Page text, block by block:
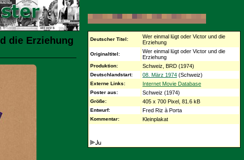
die Erziehung
Deutscher Titel:
Wer einmal lügt oder Victor und die
Erziehung
Originaltitel:
Wer einmal lügt oder Victor und die
Erziehung
Produktion: Schweiz, BRD (1974)
Deutschlandstart: 08. März 1974 (Schweiz)
Externe Links: Internet Movie Database
Poster aus: Schweiz (1974)
Größe: 405 x 700 Pixel, 81.6 kB
Entwurf: Fred Riz à Porta
Kommentar: Kleinplakat